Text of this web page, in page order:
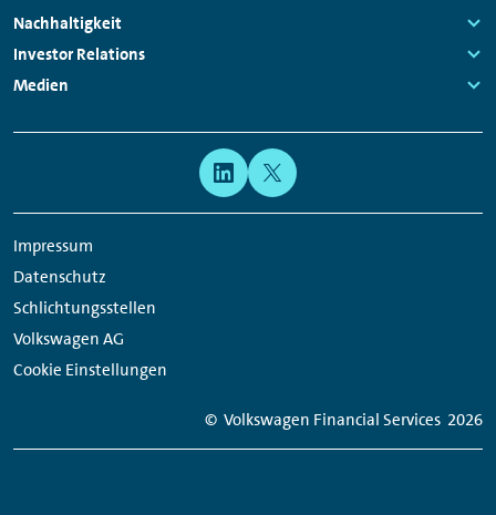
Navigation
Links:
Nachhaltigkeit
Links:
Investor Relations
Links:
Medien
Impressum
Datenschutz
Schlichtungsstellen
Volkswagen AG
Cookie Einstellungen
Network
Links
© Volkswagen Financial Services 2026